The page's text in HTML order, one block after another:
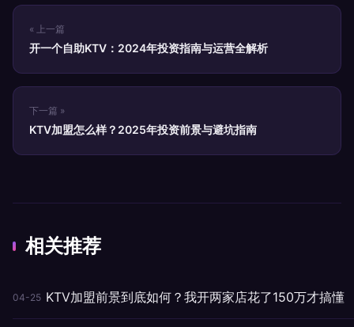
« 上一篇
开一个自助KTV：2024年投资指南与运营全解析
下一篇 »
KTV加盟怎么样？2025年投资前景与避坑指南
相关推荐
04-25 KTV加盟前景到底如何？我开两家店花了150万才搞懂